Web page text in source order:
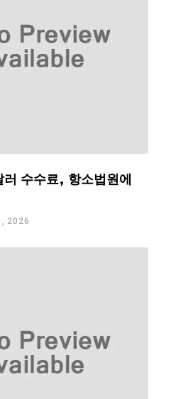
수수료, 항소법원에
2026